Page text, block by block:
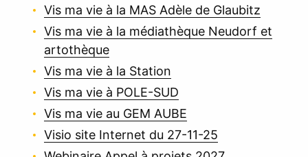
Vis ma vie à la MAS Adèle de Glaubitz
Vis ma vie à la médiathèque Neudorf et
artothèque
Vis ma vie à la Station
Vis ma vie à POLE-SUD
Vis ma vie au GEM AUBE
Visio site Internet du 27-11-25